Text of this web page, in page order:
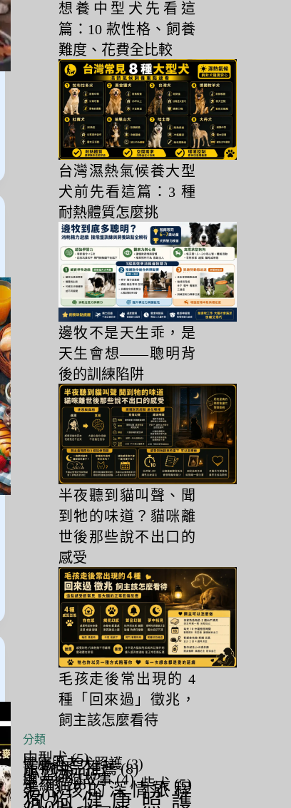
想養中型犬先看這
篇：10 款性格、飼養
難度、花費全比較
台灣濕熱氣候養大型
犬前先看這篇：3 種
耐熱體質怎麼挑
邊牧不是天生乖，是
天生會想——聰明背
後的訓練陷阱
半夜聽到貓叫聲、聞
到牠的味道？貓咪離
世後那些說不出口的
感受
毛孩走後常出現的 4
種「回來過」徵兆，
飼主該怎麼看待
分類
中型犬 (5)
健康與老犬照護 (3)
寵物用品推薦 (8)
小型犬(15)
感人狗狗故事 (4)
暹羅貓 (8) 柴犬 (5)
毛小孩的深情旅程
(20)
狗狗健康照護